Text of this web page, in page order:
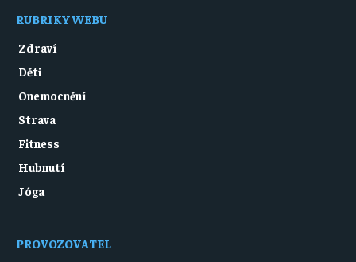
RUBRIKY WEBU
Zdraví
Děti
Onemocnění
Strava
Fitness
Hubnutí
Jóga
PROVOZOVATEL